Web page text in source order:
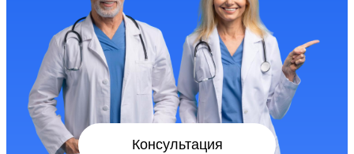
Консультация